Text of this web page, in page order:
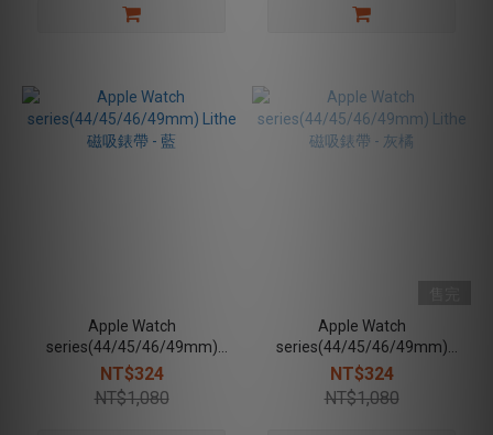
Apple Watch
series(44/45/46/49mm)
Lithe 磁吸錶帶 - 藍
NT$324
NT$1,080
Apple Watch
series(44/45/46/49mm)
Lithe 磁吸錶帶 - 灰橘
NT$324
NT$1,080